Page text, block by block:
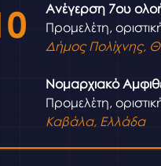
Ανέγερση 7ου
Προμελέτη,
Δήμος Πολίχνης,
Νομαρχιακό
Προμελέτη,
Καβάλα, Ελλάδα